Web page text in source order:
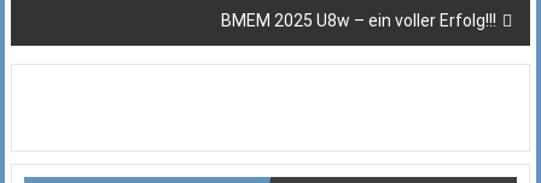
BMEM 2025 U8w – ein voller Erfolg!!!